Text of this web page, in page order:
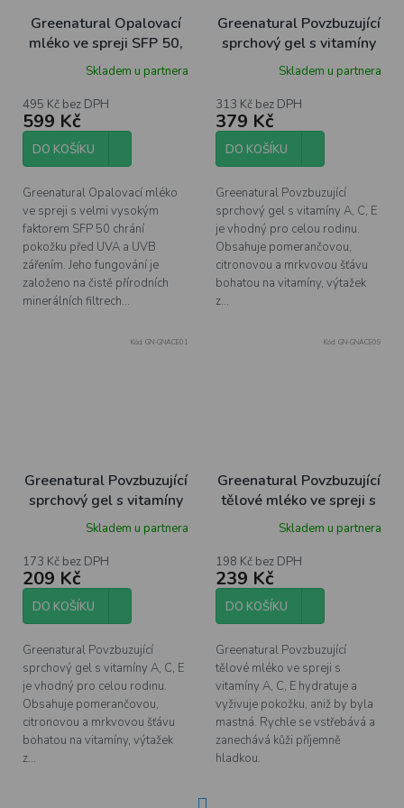
Greenatural Opalovací
mléko ve spreji SFP 50,
100 ml
Skladem u partnera
495 Kč bez DPH
599 Kč
DO KOŠÍKU
Greenatural Opalovací mléko
ve spreji s velmi vysokým
faktorem SFP 50 chrání
pokožku před UVA a UVB
zářením. Jeho fungování je
založeno na čistě přírodních
minerálních filtrech...
Greenatural Povzbuzující
sprchový gel s vitamíny
ACE BIO, 1 l
Skladem u partnera
313 Kč bez DPH
379 Kč
DO KOŠÍKU
Greenatural Povzbuzující
sprchový gel s vitamíny A, C, E
je vhodný pro celou rodinu.
Obsahuje pomerančovou,
citronovou a mrkvovou šťávu
bohatou na vitamíny, výtažek
z...
Greenatural Povzbuzující
sprchový gel s vitamíny
ACE BIO, 400 ml
Skladem u partnera
173 Kč bez DPH
209 Kč
DO KOŠÍKU
Greenatural Povzbuzující
sprchový gel s vitamíny A, C, E
je vhodný pro celou rodinu.
Obsahuje pomerančovou,
citronovou a mrkvovou šťávu
bohatou na vitamíny, výtažek
z...
Kód: GN-GNACE01
Greenatural Povzbuzující
tělové mléko ve spreji s
vitamíny ACE BIO, 200
Skladem u partnera
198 Kč bez DPH
239 Kč
DO KOŠÍKU
Greenatural Povzbuzující
tělové mléko ve spreji s
vitamíny A, C, E hydratuje a
vyživuje pokožku, aniž by byla
mastná. Rychle se vstřebává a
zanechává kůži příjemně
hladkou.
Kód: GN-GNACE09